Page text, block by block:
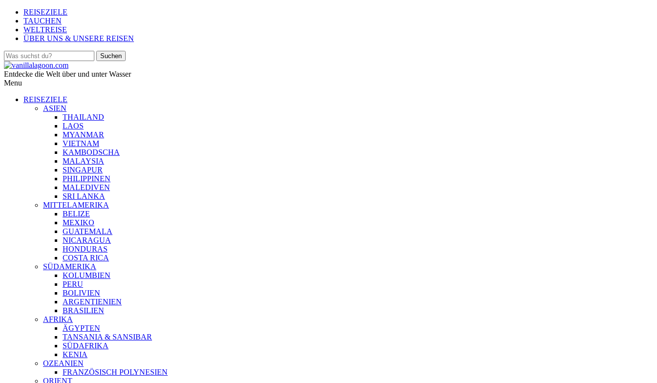
REISEZIELE
TAUCHEN
WELTREISE
ÜBER UNS & UNSERE REISEN
Entdecke die Welt über und unter Wasser
Menu
REISEZIELE
ASIEN
THAILAND
LAOS
MYANMAR
VIETNAM
KAMBODSCHA
MALAYSIA
SINGAPUR
PHILIPPINEN
MALEDIVEN
SRI LANKA
MITTELAMERIKA
BELIZE
MEXIKO
GUATEMALA
NICARAGUA
HONDURAS
COSTA RICA
SÜDAMERIKA
KOLUMBIEN
PERU
BOLIVIEN
ARGENTIENIEN
BRASILIEN
AFRIKA
ÄGYPTEN
TANSANIA & SANSIBAR
SÜDAFRIKA
KENIA
OZEANIEN
FRANZÖSISCH POLYNESIEN
ORIENT